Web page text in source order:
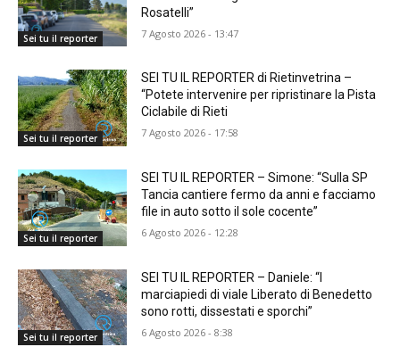
Sei tu il reporter
Rosatelli”
7 Agosto 2026 - 13:47
Sei tu il reporter
SEI TU IL REPORTER di Rietinvetrina –
“Potete intervenire per ripristinare la Pista
Ciclabile di Rieti
7 Agosto 2026 - 17:58
Sei tu il reporter
SEI TU IL REPORTER – Simone: “Sulla SP
Tancia cantiere fermo da anni e facciamo
file in auto sotto il sole cocente”
6 Agosto 2026 - 12:28
Sei tu il reporter
SEI TU IL REPORTER – Daniele: “I
marciapiedi di viale Liberato di Benedetto
sono rotti, dissestati e sporchi”
6 Agosto 2026 - 8:38